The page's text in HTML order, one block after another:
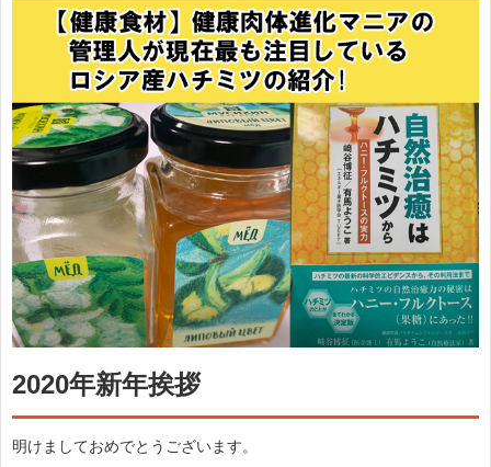
2020年新年挨拶
明けましておめでとうございます。